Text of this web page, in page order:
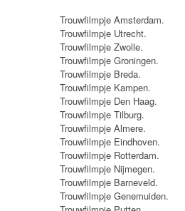
Trouwfilmpje Amsterdam.
Trouwfilmpje Utrecht.
Trouwfilmpje Zwolle.
Trouwfilmpje Groningen.
Trouwfilmpje Breda.
Trouwfilmpje Kampen.
Trouwfilmpje Den Haag.
Trouwfilmpje Tilburg.
Trouwfilmpje Almere.
Trouwfilmpje Eindhoven.
Trouwfilmpje Rotterdam.
Trouwfilmpje Nijmegen.
Trouwfilmpje Barneveld.
Trouwfilmpje Genemuiden.